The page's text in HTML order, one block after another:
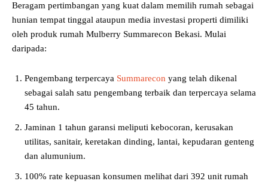
Beragam pertimbangan yang kuat dalam memilih rumah sebagai
hunian tempat tinggal ataupun media investasi properti dimiliki
oleh produk rumah Mulberry Summarecon Bekasi. Mulai
daripada:
Pengembang terpercaya Summarecon yang telah dikenal
sebagai salah satu pengembang terbaik dan terpercaya selama
45 tahun.
Jaminan 1 tahun garansi meliputi kebocoran, kerusakan
utilitas, sanitair, keretakan dinding, lantai, kepudaran genteng
dan alumunium.
100% rate kepuasan konsumen melihat dari 392 unit rumah